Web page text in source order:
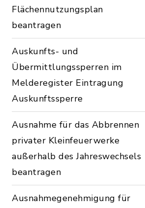
Flächennutzungsplan
beantragen
Auskunfts- und
Übermittlungssperren im
Melderegister Eintragung
Auskunftssperre
Ausnahme für das Abbrennen
privater Kleinfeuerwerke
außerhalb des Jahreswechsels
beantragen
Ausnahmegenehmigung für